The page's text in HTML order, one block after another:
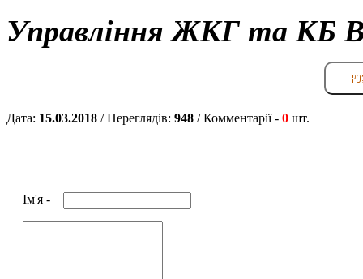
Управління ЖКГ та КБ
Дата: 15.03.2018 / Переглядів: 948 /Комментарії - 0 шт.
Iм'я -